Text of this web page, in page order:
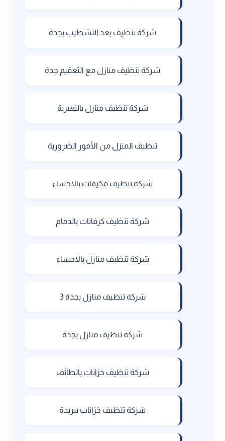
شركة تنظيف بعد التشطيب بجدة
شركة تنظيف منازل مع التعقيم جدة
شركة تنظيف منازل بالنعيرية
تنظيف المنزل من الأمور الضرورية
شركة تنظيف مكيفات بالاحساء
شركة تنظيف كرفانات بالدمام
شركة تنظيف منازل بالاحساء
شركة تنظيف منازل بجدة 3
شركة تنظيف منازل بجدة
شركة تنظيف خزانات بالطائف
شركة تنظيف خزانات ببريدة